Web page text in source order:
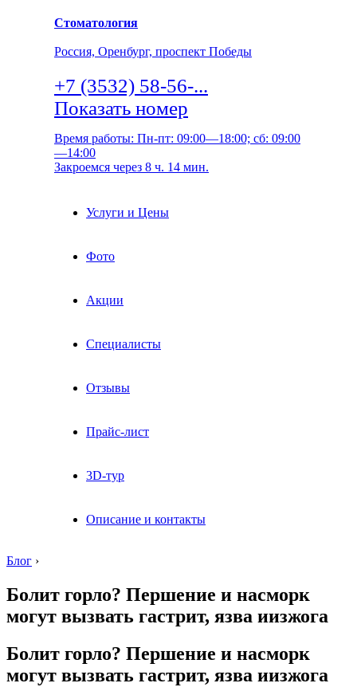
Стоматология
Россия, Оренбург, проспект Победы
+7 (3532) 58-56-...
Показать номер
Время работы: Пн-пт: 09:00—18:00; сб: 09:00
—14:00
Закроемся через 8 ч. 14 мин.
Услуги и Цены
Фото
Акции
Специалисты
Отзывы
Прайс-лист
3D-тур
Описание и контакты
Блог ›
Болит горло? Першение и насморк
могут вызвать гастрит, язва иизжога
Болит горло? Першение и насморк
могут вызвать гастрит, язва иизжога